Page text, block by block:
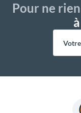
Pour ne